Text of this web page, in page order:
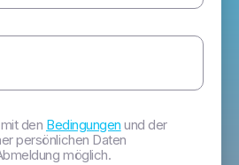
den Bedingungen und der
persönlichen Daten
möglich.